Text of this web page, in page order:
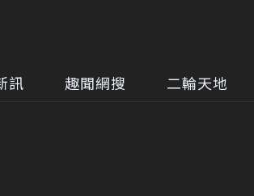
訊 趣聞網搜 二輪天地